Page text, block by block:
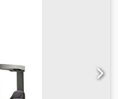
VForce
2026
sideskift, 3.
Betjening med
i Tyskland / 7 LED-